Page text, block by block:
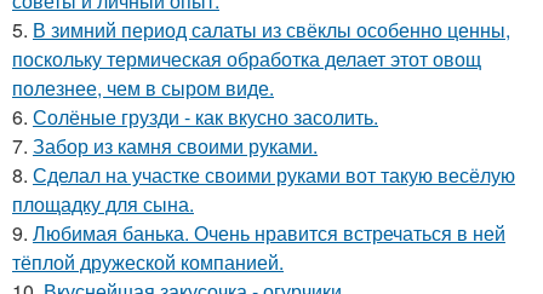
5. В зимний период салаты из свёклы особенно ценны,
поскольку термическая обработка делает этот овощ
полезнее, чем в сыром виде.
6. Солёные грузди - как вкусно засолить.
7. Забор из камня своими руками.
8. Сделал на участке своими руками вот такую весёлую
площадку для сына.
9. Любимая банька. Очень нравится встречаться в ней
тёплой дружеской компанией.